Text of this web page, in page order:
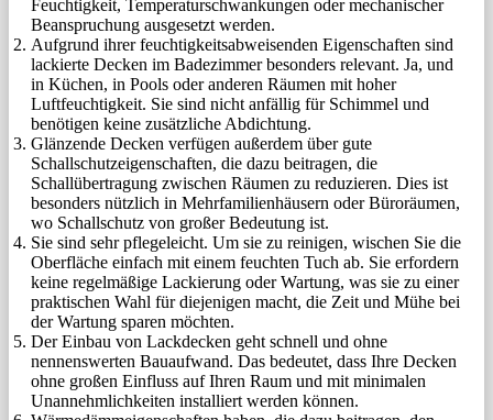
Feuchtigkeit, Temperaturschwankungen oder mechanischer
Beanspruchung ausgesetzt werden.
Aufgrund ihrer feuchtigkeitsabweisenden Eigenschaften sind
lackierte Decken im Badezimmer besonders relevant. Ja, und
in Küchen, in Pools oder anderen Räumen mit hoher
Luftfeuchtigkeit. Sie sind nicht anfällig für Schimmel und
benötigen keine zusätzliche Abdichtung.
Glänzende Decken verfügen außerdem über gute
Schallschutzeigenschaften, die dazu beitragen, die
Schallübertragung zwischen Räumen zu reduzieren. Dies ist
besonders nützlich in Mehrfamilienhäusern oder Büroräumen,
wo Schallschutz von großer Bedeutung ist.
Sie sind sehr pflegeleicht. Um sie zu reinigen, wischen Sie die
Oberfläche einfach mit einem feuchten Tuch ab. Sie erfordern
keine regelmäßige Lackierung oder Wartung, was sie zu einer
praktischen Wahl für diejenigen macht, die Zeit und Mühe bei
der Wartung sparen möchten.
Der Einbau von Lackdecken geht schnell und ohne
nennenswerten Bauaufwand. Das bedeutet, dass Ihre Decken
ohne großen Einfluss auf Ihren Raum und mit minimalen
Unannehmlichkeiten installiert werden können.